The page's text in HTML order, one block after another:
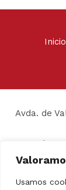
Usamos
Inicio
Avda. de
Web
Aviso